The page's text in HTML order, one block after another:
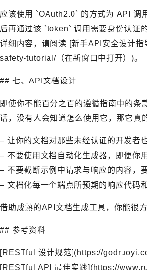
应该使用 `OAuth2.0` 的方式为 API 调
后再通过该 `token` 调用需要身份认证
详细内容，请阅读 [新手API安全设计
safety-tutorial/（在新窗口中打开）)。
## 七、API文档设计
即使你不能百分之百的遵循指南中的
话，没有人会知道怎么使用它，那它真
– 让你的文档对那些未经认证的开发者
– 不要使用文档自动化生成器，即便你
– 不要截断示例中请求与响应的内容，
– 文档化每一个端点所预期的响应代码
借助成熟的API文档生成工具，你能很
## 参考资料
[RESTful 设计规范](https://
[RESTful API 最佳实践](https://